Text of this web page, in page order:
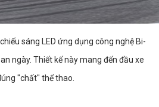
sáng LED ứng dụng công nghệ Bi-
ngày. Thiết kế này mang đến đầu xe
"chất" thể thao.